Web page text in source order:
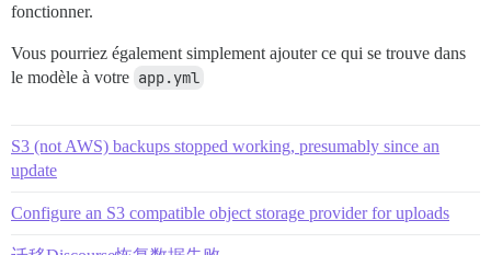
fonctionner.
Vous pourriez également simplement ajouter ce qui se trouve dans
le modèle à votre app.yml
S3 (not AWS) backups stopped working, presumably since an
update
Configure an S3 compatible object storage provider for uploads